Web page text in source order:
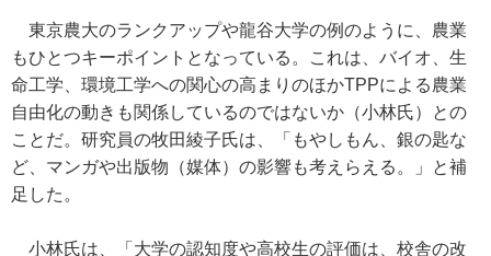
東京農大のランクアップや龍谷大学の例のように、農業
もひとつキーポイントとなっている。これは、バイオ、生
命工学、環境工学への関心の高まりのほかTPPによる農業
自由化の動きも関係しているのではないか（小林氏）との
ことだ。研究員の牧田綾子氏は、「もやしもん、銀の匙な
ど、マンガや出版物（媒体）の影響も考えらえる。」と補
足した。
小林氏は、「大学の認知度や高校生の評価は、校舎の改